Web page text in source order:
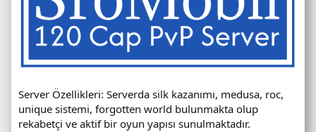
Server Özellikleri: Serverda silk kazanımı, medusa, roc,
unique sistemi, forgotten world bulunmakta olup
rekabetçi ve aktif bir oyun yapısı sunulmaktadır.